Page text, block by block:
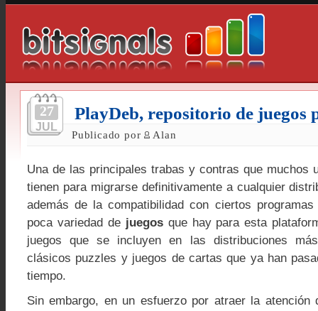
27
JUL
PlayDeb, repositorio de juegos
Publicado por Alan
Una de las principales trabas y contras que muchos
tienen para migrarse definitivamente a cualquier
además de la compatibilidad con ciertos
poca variedad de juegosque hay para esta
juegos que se incluyen en las distribuciones
clásicos puzzles y juegos de cartas que ya han
tiempo.
Sin embargo, en un esfuerzo por atraer la atención